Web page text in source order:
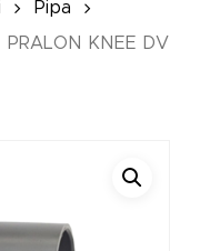
Pipa
PRALON KNEE DV